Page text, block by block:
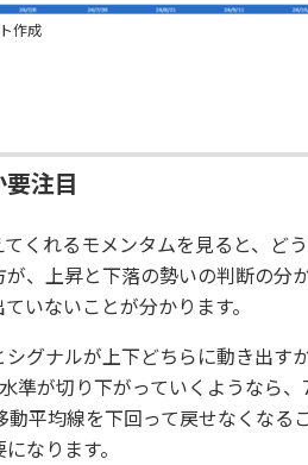
作成
注目
くれるモメンタムを見ると、ど
、上昇と下落の勢いの判断の分
いないことが分かります。
グナルが上下どちらに動き出す
準が切り下がっていくようなら
平均線を下回って戻せなくなる
なります。